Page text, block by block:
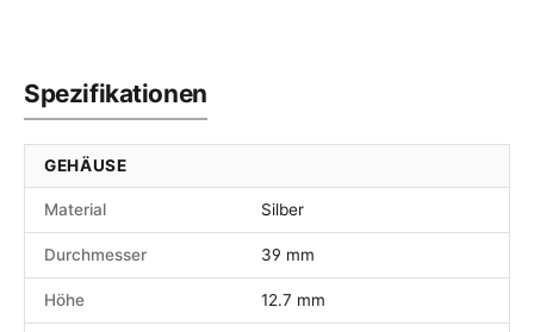
Spezifikationen
GEHÄUSE
Material Silber
Durchmesser 39 mm
Höhe 12.7 mm